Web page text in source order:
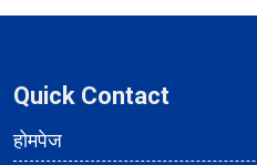
Quick Contact
होमपेज